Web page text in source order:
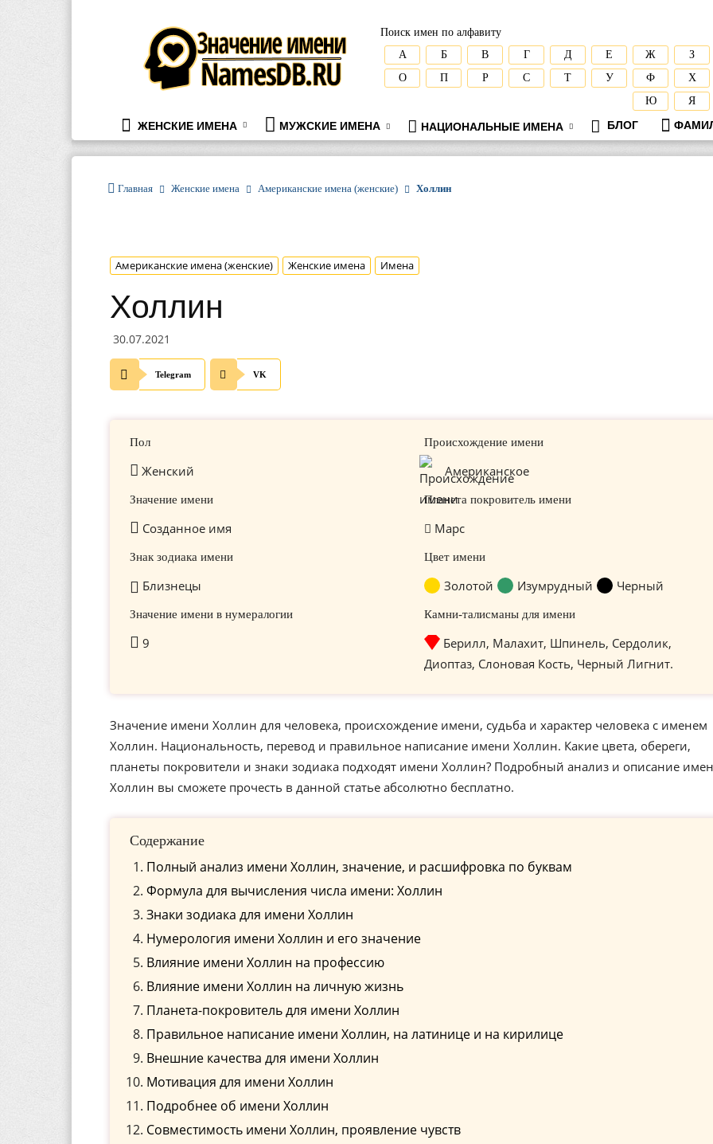
namesdb.ru
Поиск имен по алфавиту
А
Б В Г Д Е Ж
З
О
П Р С Т У Ф
Х
Ю
Я
ЖЕНСКИЕ ИМЕНА МУЖСКИЕ ИМЕНА НАЦИОНАЛЬНЫЕ ИМЕНА БЛОГ
Главная Женские имена Американские имена (женские) Холлин
Американские имена (женские) Женские имена Имена
Холлин
30.07.2021
Telegram VK
Пол
Женский
Происхождение имени
Американское
Значение имени
Созданное имя
Планета покровитель имени
Марс
Знак зодиака имени
Близнецы
Цвет имени
Золотой Изумрудный Черный
Значение имени в нумералогии
9
Камни-талисманы для имени
Берилл, Малахит, Шпинель, Сердолик,
Диоптаз, Слоновая Кость, Черный Лигнит.
Значение имени Холлин для человека, происхождение имени, судьба и характер человека с именем
Холлин. Национальность, перевод и правильное написание имени Холлин. Какие цвета, обереги,
планеты покровители и знаки зодиака подходят имени Холлин? Подробный анализ и описание
Холлин вы сможете прочесть в данной статье абсолютно бесплатно.
Содержание
Полный анализ имени Холлин, значение, и расшифровка по буквам
Формула для вычисления числа имени: Холлин
Знаки зодиака для имени Холлин
Нумерология имени Холлин и его значение
Влияние имени Холлин на профессию
Влияние имени Холлин на личную жизнь
Планета-покровитель для имени Холлин
Правильное написание имени Холлин, на латинице и на кирилице
Внешние качества для имени Холлин
Мотивация для имени Холлин
Подробнее об имени Холлин
Совместимость имени Холлин, проявление чувств